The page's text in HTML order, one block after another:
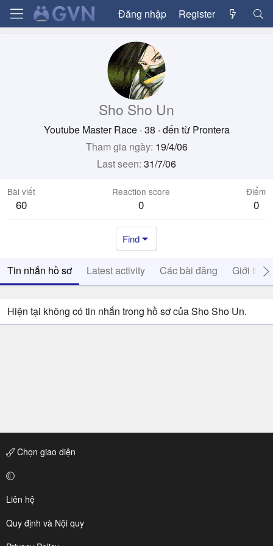
Đăng nhập Register
Sho Sho Un
Youtube Master Race · 38 · đến từ Prontera
Tham gia ngày 19/4/06
Last seen 31/7/06
Bài viết
60
Reaction score
0
Điểm
0
Find
Tin nhắn hồ sơ Latest activity Các bài đăng Giới thiệu
Hiện tại không có tin nhắn trong hồ sơ của Sho Sho Un.
Chọn giao diện
Liên hệ
Quy định và Nội quy